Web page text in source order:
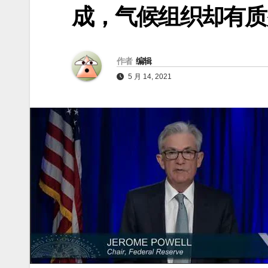
成，气候组织却有
作者 编辑
5 月 14, 2021